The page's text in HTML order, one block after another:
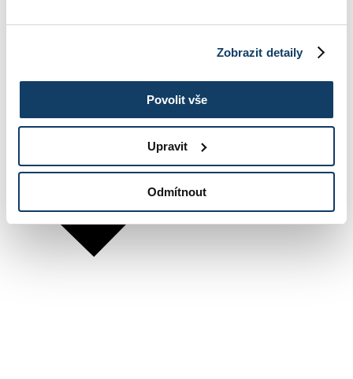
Zobrazit detaily
Povolit vše
Upravit
Odmítnout